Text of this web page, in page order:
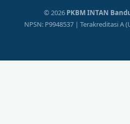
© 2026 PKBM INTAN
NPSN: P9948537 | Terakreditasi